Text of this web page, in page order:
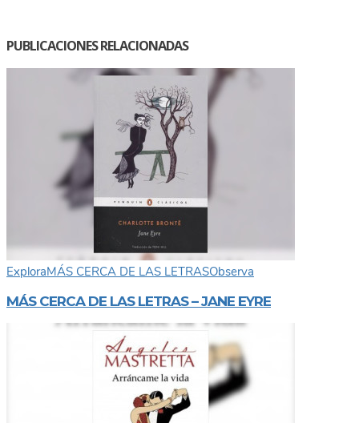
PUBLICACIONES RELACIONADAS
ExploraMÁS CERCA DE LAS LETRASObserva
MÁS CERCA DE LAS LETRAS – JANE EYRE